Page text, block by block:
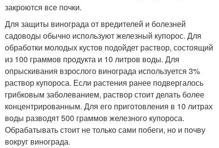
закроются все почки.
Для защиты винограда от вредителей и болезней
садоводы обычно используют железный купорос. Для
обработки молодых кустов подойдет раствор, состоящий
из 100 граммов продукта и 10 литров воды. Для
опрыскивания взрослого винограда используется 3%
раствор купороса. Если растения ранее подвергалось
грибковым заболеванием, раствор стоит делать более
концентрированным. Для его приготовления в 10 литрах
воды разводят 500 граммов железного купороса.
Обрабатывать стоит не только сами побеги, но и почву
вокруг винограда.